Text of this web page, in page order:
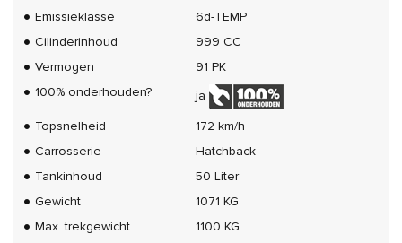
Emissieklasse
6d-TEMP
Cilinderinhoud
999 CC
Vermogen
91 PK
100% onderhouden?
ja
Topsnelheid
172 km/h
Carrosserie
Hatchback
Tankinhoud
50 Liter
Gewicht
1071 KG
Max. trekgewicht
1100 KG